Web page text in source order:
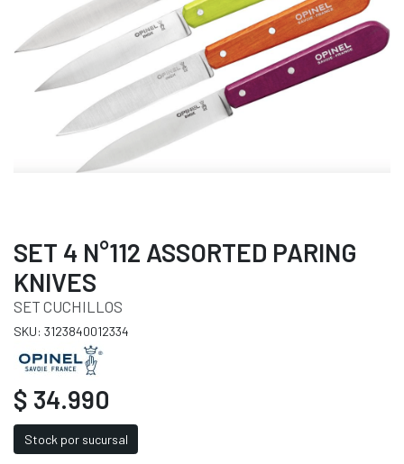
SET 4 N°112 ASSORTED PARING
KNIVES
SET CUCHILLOS
SKU: 3123840012334
$ 34.990
Stock por sucursal